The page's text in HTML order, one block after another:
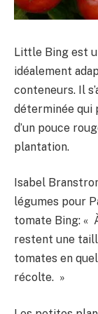
Little Bing est
idéalement
conteneurs. Il
déterminée qui
d’un pouce
plantation.
Isabel
légumes pour
tomate Bing: «
restent une
tomates en
récolte. »